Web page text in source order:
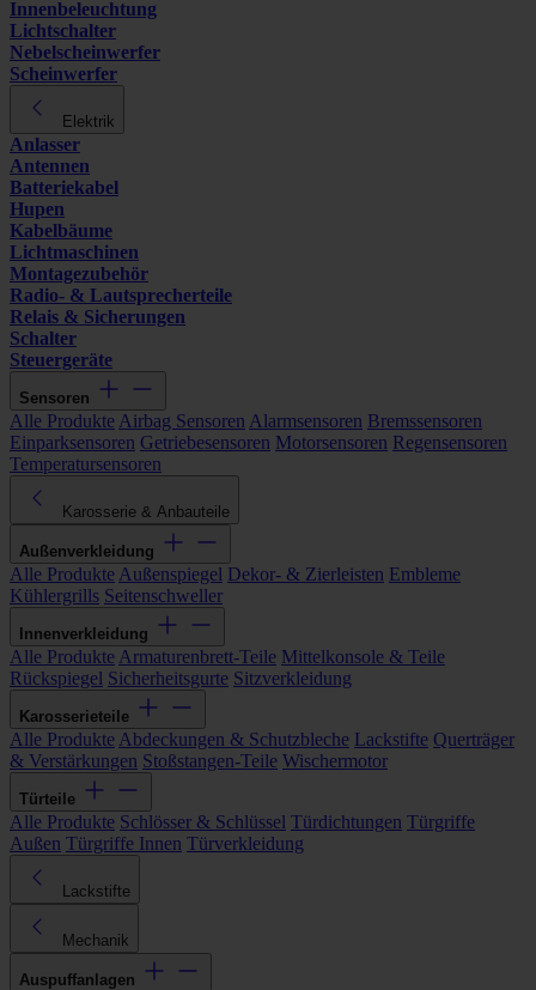
Innenbeleuchtung
Lichtschalter
Nebelscheinwerfer
Scheinwerfer
Elektrik
Anlasser
Antennen
Batteriekabel
Hupen
Kabelbäume
Lichtmaschinen
Montagezubehör
Radio- & Lautsprecherteile
Relais & Sicherungen
Schalter
Steuergeräte
Sensoren
Alle Produkte Airbag Sensoren Alarmsensoren Bremssensoren
Einparksensoren Getriebesensoren Motorsensoren Regensensoren
Temperatursensoren
Karosserie & Anbauteile
Außenverkleidung
Alle Produkte Außenspiegel Dekor- & Zierleisten Embleme
Kühlergrills Seitenschweller
Innenverkleidung
Alle Produkte Armaturenbrett-Teile Mittelkonsole & Teile
Rückspiegel Sicherheitsgurte Sitzverkleidung
Karosserieteile
Alle Produkte Abdeckungen & Schutzbleche Lackstifte Querträger
& Verstärkungen Stoßstangen-Teile Wischermotor
Türteile
Alle Produkte Schlösser & Schlüssel Türdichtungen Türgriffe
Außen Türgriffe Innen Türverkleidung
Lackstifte
Mechanik
Auspuffanlagen